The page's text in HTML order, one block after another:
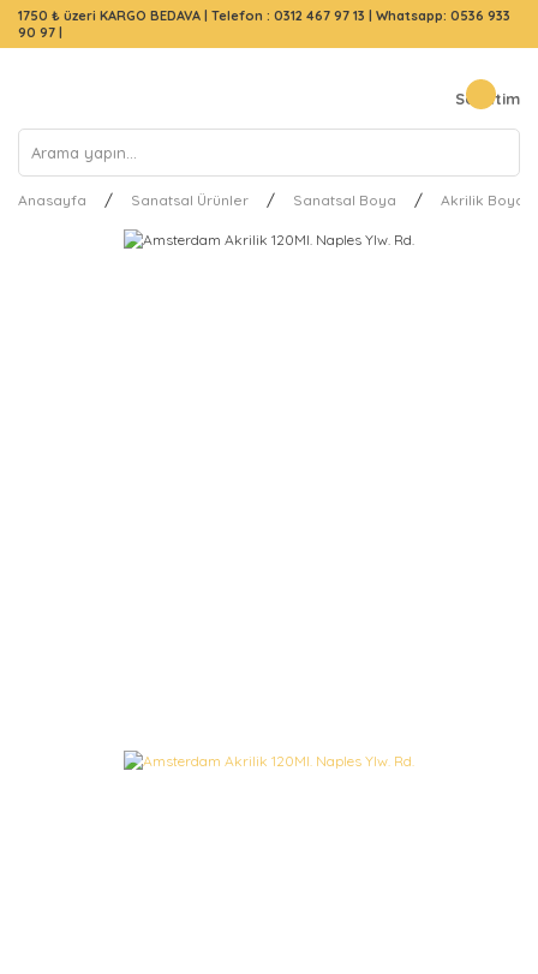
1750 ₺ üzeri KARGO BEDAVA | Telefon : 0312 467 97 13 | Whatsapp: 0536 933
90 97 |
Sepetim
Anasayfa Sanatsal Ürünler Sanatsal Boya Akrilik Boya